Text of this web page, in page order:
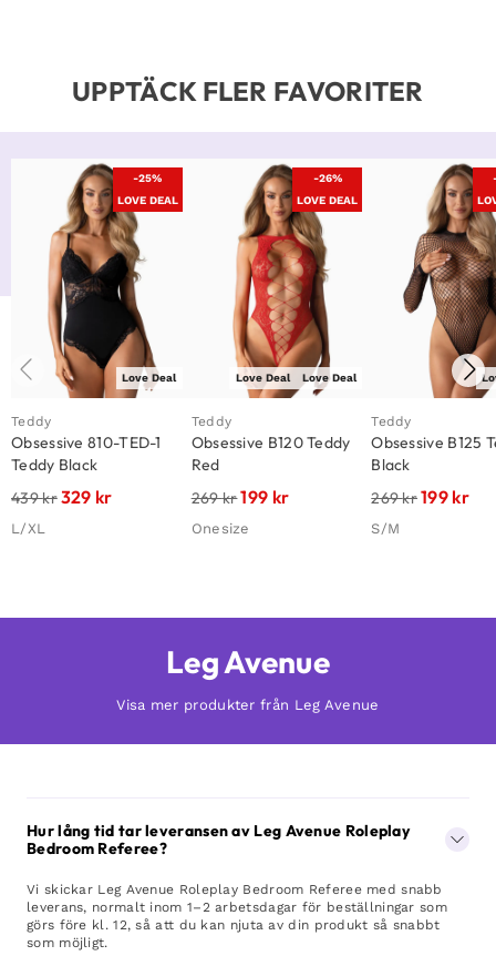
UPPTÄCK FLER FAVORITER
-25%
LOVE DEAL
Love Deal
Teddy
Obsessive 810-TED-1
Teddy Black
439kr329 kr
L/XL
-26%
LOVE DEAL
Love Deal
Love Deal
Teddy
Obsessive B120 Teddy
Red
269kr199 kr
Onesize
Teddy
Obsessive B125
Black
269kr199 kr
S/M
Leg Avenue
Visa mer produkter från Leg Avenue
Hur lång tid tar leveransen av Leg Avenue Roleplay
Bedroom Referee?
Vi skickar Leg Avenue Roleplay Bedroom Referee med snabb
leverans, normalt inom 1–2 arbetsdagar för beställningar som
görs före kl. 12, så att du kan njuta av din produkt så snabbt
som möjligt.